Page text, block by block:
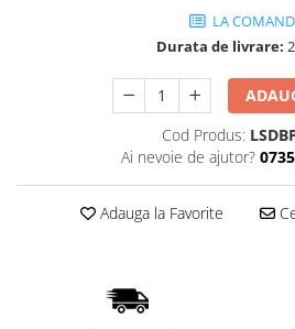
LA
Durata de livrare:
Cod Produs:
Ai nevoie de ajutor?
Adauga la Favorite